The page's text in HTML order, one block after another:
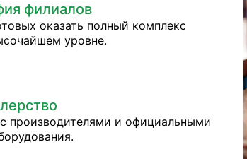
филиалов
оказать полный комплекс
уровне.
производителями и официальными